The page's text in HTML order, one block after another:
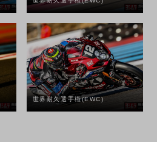
世界耐久選手権(EWC)